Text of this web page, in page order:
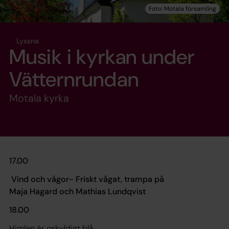
Lyssna
Musik i kyrkan under
Vätternrundan
Motala kyrka
17.00
Vind och vågor- Friskt vågat, trampa på
Maja Hagard och Mathias Lundqvist
18.00